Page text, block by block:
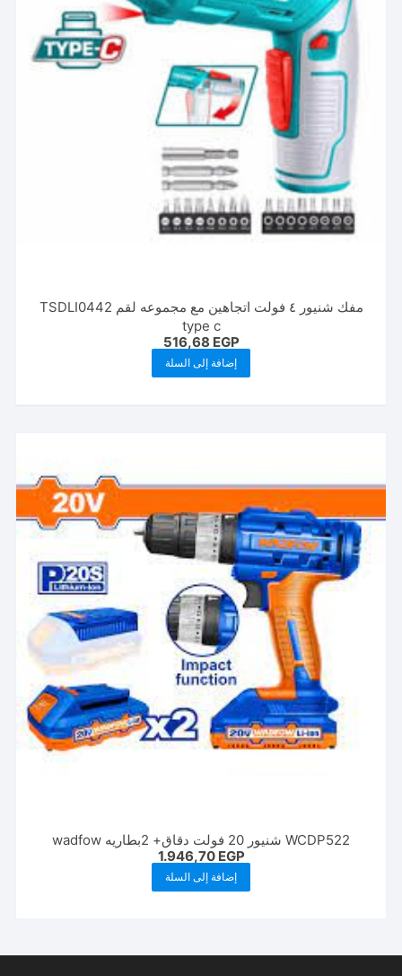
مفك شنيور ٤ فولت اتجاهين مع مجموعه لقم TSDLI0442
type c
516,68 EGP
إضافة إلى السلة
WCDP522 شنیور 20 فولت دقاق+ 2بطاريه wadfow
1.946,70 EGP
إضافة إلى السلة